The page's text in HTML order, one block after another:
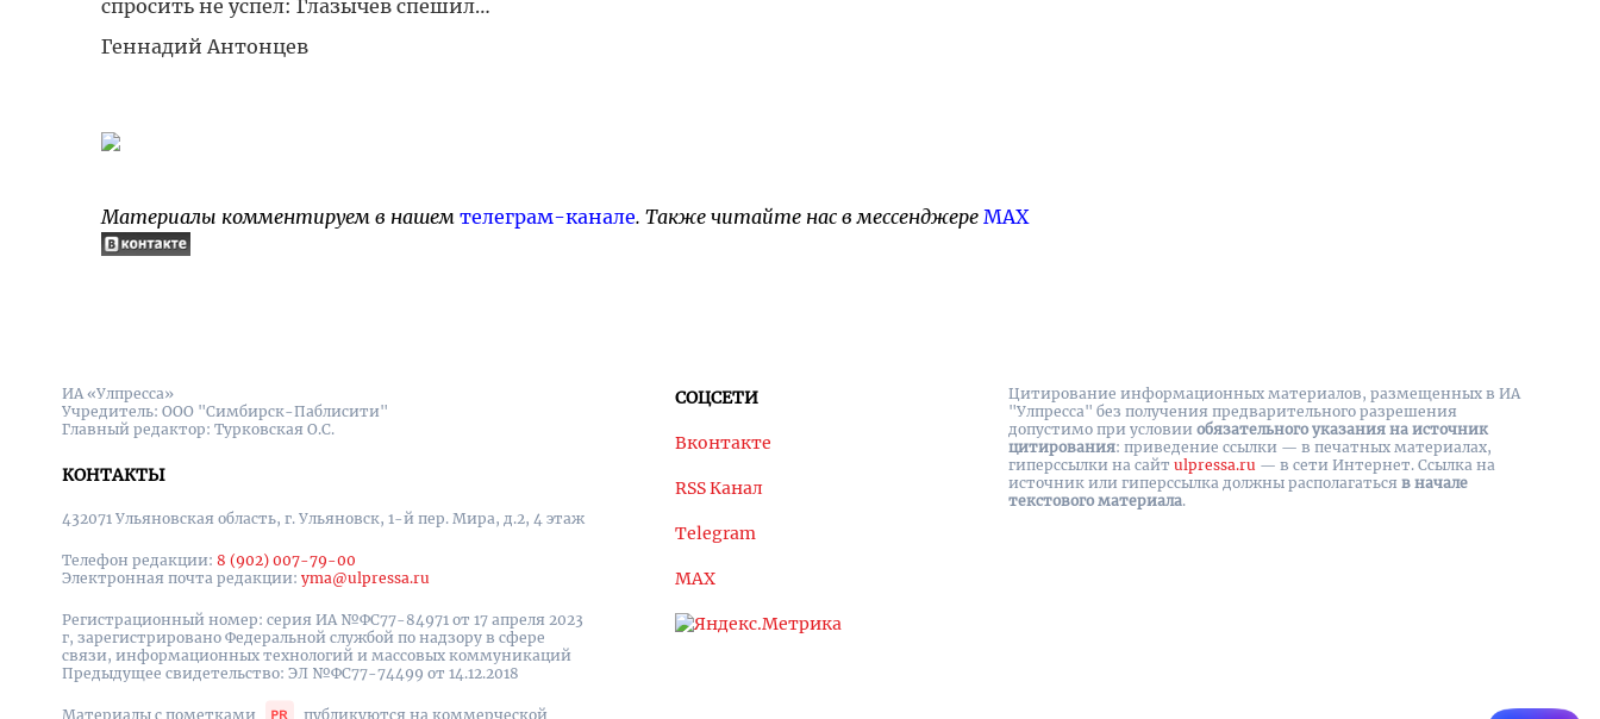
спросить не успел: Глазычев спешил…
Геннадий Антонцев
Материалы комментируем в нашем телеграм-канале. Также читайте нас в мессенджере MAX
ИА «Улпресса»
Учредитель: ООО "Симбирск-Паблисити"
Главный редактор: Турковская О.С.
КОНТАКТЫ
432071 Ульяновская область, г. Ульяновск, 1-й пер. Мира, д.2, 4 этаж
Телефон редакции: 8 (902) 007-79-00
Электронная почта редакции: yma@ulpressa.ru
Регистрационный номер: серия ИА №ФС77-84971 от 17 апреля 2023
г, зарегистрировано Федеральной службой по надзору в сфере
связи, информационных технологий и массовых коммуникаций
Предыдущее свидетельство: ЭЛ №ФС77-74499 от 14.12.2018
Материалы с пометками публикуются на коммерческой
СОЦСЕТИ
Вконтакте
RSS Канал
Telegram
MAX
Цитирование информационных материалов, размещенных в ИА
"Улпресса" без получения предварительного разрешения
допустимо при условии обязательного указания на источник
цитирования: приведение ссылки — в печатных материалах,
гиперссылки на cайт ulpressa.ru — в сети Интернет. Ссылка на
источник или гиперссылка должны располагаться в начале
текстового материала.